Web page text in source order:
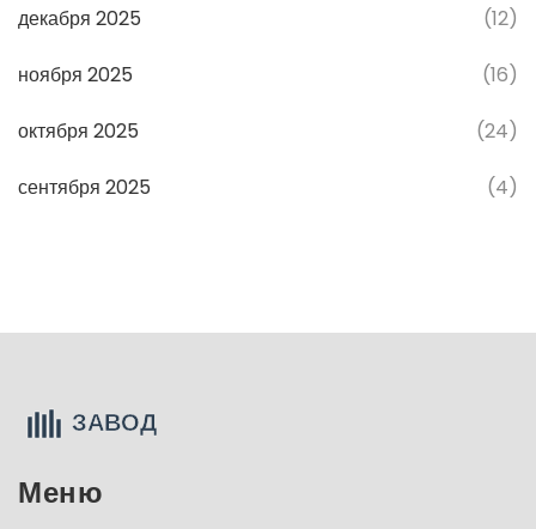
декабря 2025 (12)
ноября 2025 (16)
октября 2025 (24)
сентября 2025 (4)
Меню